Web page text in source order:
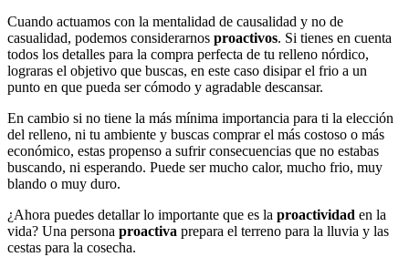
Cuando actuamos con la mentalidad de causalidad y no de
casualidad, podemos considerarnos proactivos. Si tienes en cuenta
todos los detalles para la compra perfecta de tu relleno nórdico,
lograras el objetivo que buscas, en este caso disipar el frio a un
punto en que pueda ser cómodo y agradable descansar.
En cambio si no tiene la más mínima importancia para ti la elección
del relleno, ni tu ambiente y buscas comprar el más costoso o más
económico, estas propenso a sufrir consecuencias que no estabas
buscando, ni esperando. Puede ser mucho calor, mucho frio, muy
blando o muy duro.
¿Ahora puedes detallar lo importante que es la proactividad en la
vida? Una persona proactiva prepara el terreno para la lluvia y las
cestas para la cosecha.